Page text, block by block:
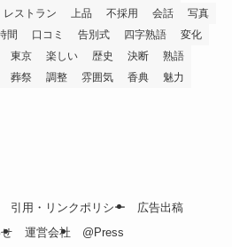
レストラン 上品 不採用 会話
写真
間 口コミ 告別式 四字熟語
変化
東京 楽しい 歴史 決断
熟語
葬祭 調整 雰囲気 香典 魅力
引用・リンクポリシー
広告出稿
運営会社 @Press